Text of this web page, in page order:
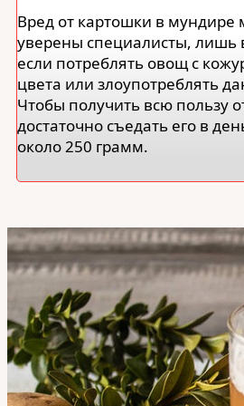
Вред от картошки в мундире
уверены специалисты, лишь
если потреблять овощ с
цвета или злоупотреблять
Чтобы получить всю пользу
достаточно съедать его в
около 250 грамм.